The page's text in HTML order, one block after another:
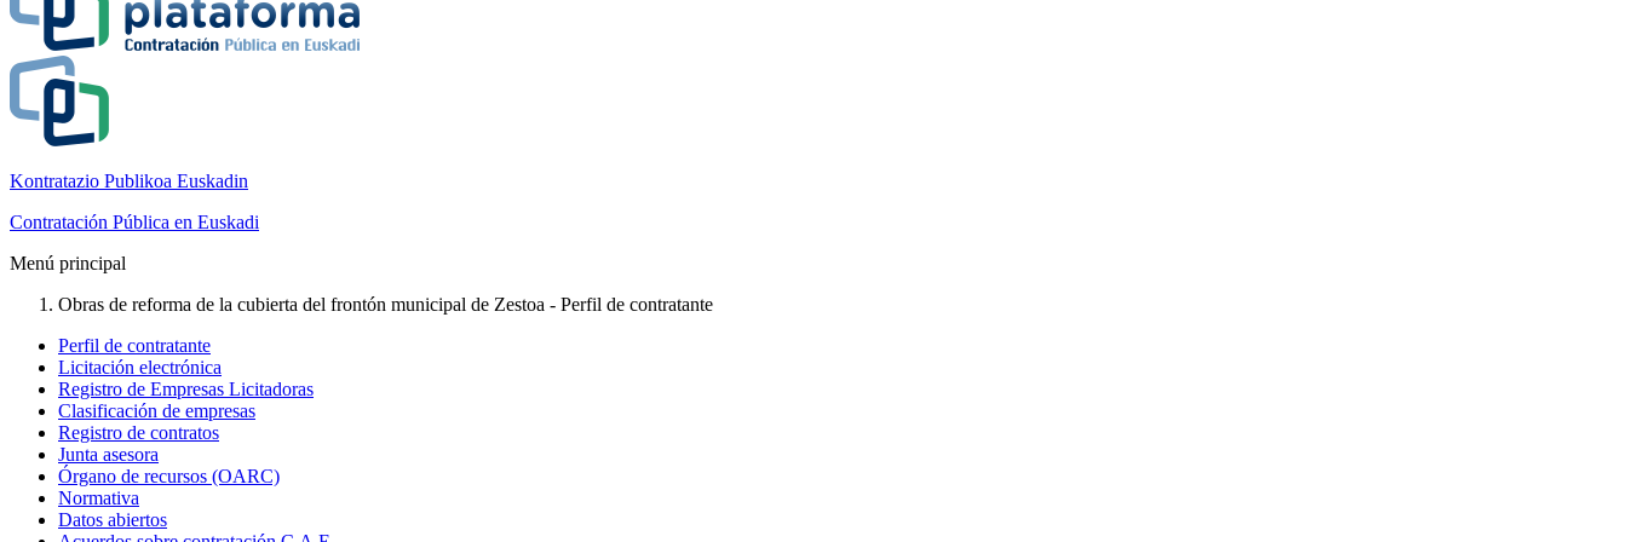
Kontratazio Publikoa Euskadin
Contratación Pública en Euskadi
Menú principal
Obras de reforma de la cubierta del frontón municipal de Zestoa - Perfil de contratante
Perfil de contratante
Licitación electrónica
Registro de Empresas Licitadoras
Clasificación de empresas
Registro de contratos
Junta asesora
Órgano de recursos (OARC)
Normativa
Datos abiertos